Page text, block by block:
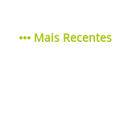
Mais Recentes